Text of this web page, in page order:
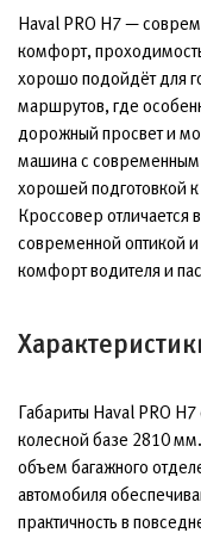
Haval PRO H7 —
комфорт,
хорошо подойдёт для
маршрутов, где
дорожный просвет и
машина с
хорошей подготовкой
Кроссовер отличается
современной оптикой
комфорт водителя и
Габариты Haval PRO
колесной базе 2810
объем багажного
автомобиля
практичность в